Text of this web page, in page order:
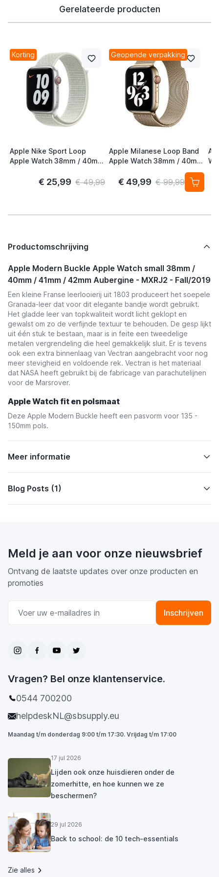
Gerelateerde producten
Korting
Apple Nike Sport Loop
Apple Watch 38mm / 40mm
€ 25,99 € 49,99
Geopende verpakking
Apple Milanese Loop Band
Apple Watch 38mm / 40mm
/ 41mm / 42mm Gold (2nd
Gen)€ 49,99 € 99,99
Productomschrijving
Apple Modern Buckle Apple Watch small 38mm /
40mm / 41mm / 42mm Aubergine - MXRJ2 - Fall/2019
Een kleine Franse leerlooierij uit 1803 produceert het soepele
Granada-leer dat voor dit elegante bandje wordt gebruikt.
Het gladde leer van topkwaliteit wordt licht geklopt en
gewalst om zo de verfijnde textuur te behouden. De gesp lijkt
uit één stuk te bestaan, maar is in feite een tweedelige
metalen vergrendeling die heel gemakkelijk sluit. Er is tevens
ook een extra binnenlaag van Vectran aangebracht voor nog
meer stevigheid en voldoende rek. Vectran is het materiaal
dat NASA heeft gebruikt bij de fabricage van parachutelijnen
voor de Marsrover.
Apple Watch fit en polsmaat
Deze Apple Modern Buckle heeft een pasvorm voor 135 -
150mm pols.
Meer informatie
Blog Posts (1)
Meld je aan voor onze nieuwsbrief
Ontvang de laatste updates over onze producten en
promoties
Inschrijven
Vragen? Bel onze klantenservice.
0544 700200
helpdeskNL@sbsupply.eu
Maandag t/m donderdag 9:00 t/m 17:30. Vrijdag t/m 17:00
17 jul 2026
Lijden ook onze huisdieren onder de
zomerhitte, en hoe kunnen we ze
beschermen?
29 jul 2026
Back to school: de 10 tech-essentials
Zie alles